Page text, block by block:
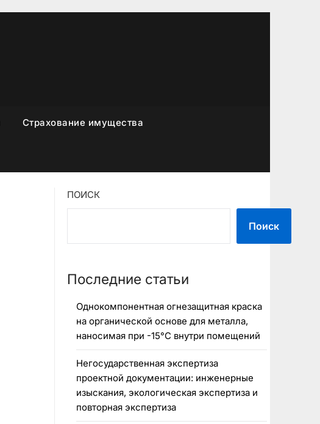
Страхование имущества
ПОИСК
Поиск
Последние статьи
Однокомпонентная огнезащитная краска
на органической основе для металла,
наносимая при -15°C внутри помещений
Негосударственная экспертиза
проектной документации: инженерные
изыскания, экологическая экспертиза и
повторная экспертиза